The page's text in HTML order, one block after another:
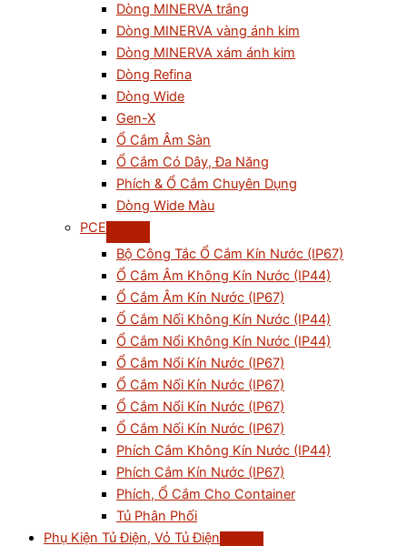
Dòng MINERVA trắng
Dòng MINERVA vàng ánh kim
Dòng MINERVA xám ánh kim
Dòng Refina
Dòng Wide
Gen-X
Ổ Cắm Âm Sàn
Ổ Cắm Có Dây, Đa Năng
Phích & Ổ Cắm Chuyên Dụng
Dòng Wide Màu
PCE
Bộ Công Tắc Ổ Cắm Kín Nước (IP67)
Ổ Cắm Âm Không Kín Nước (IP44)
Ổ Cắm Âm Kín Nước (IP67)
Ổ Cắm Nối Không Kín Nước (IP44)
Ổ Cắm Nổi Không Kín Nước (IP44)
Ổ Cắm Nổi Kín Nước (IP67)
Ổ Cắm Nối Kín Nước (IP67)
Ổ Cắm Nổi Kín Nước (IP67)
Ổ Cắm Nối Kín Nước (IP67)
Phích Cắm Không Kín Nước (IP44)
Phích Cắm Kín Nước (IP67)
Phích, Ổ Cắm Cho Container
Tủ Phân Phối
Phụ Kiện Tủ Điện, Vỏ Tủ Điện